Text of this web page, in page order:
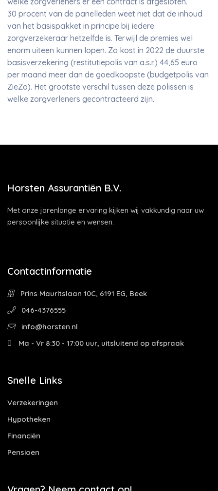
30 procent van de panelleden weet niet dat de inhoud
van het basispakket in principe bij iedere
zorgverzekeraar hetzelfde is. Terwijl de premies wel
enorm uiteen kunnen lopen. Zo kost in 2022 de duurste
basisverzekering (restitutiepolis van a.s.r.) 44,65 euro
per maand meer dan de goedkoopste (budgetpolis van
ZieZo). Het grootste verschil tussen deze polissen is
welke zorgverleners gecontracteerd zijn.
Horsten Assurantiën B.V.
Met onze jarenlange ervaring kijken wij vakkundig naar uw
persoonlijke situatie en wensen.
Contactinformatie
Prins Mauritslaan 10C, 6191 EG, Beek
046-4376555
info@horsten.nl
Ma - Vr 8:30 - 17:00 uur, uitsluitend op afspraak
Snelle Links
Verzekeringen
Hypotheken
Financiën
Pensioen